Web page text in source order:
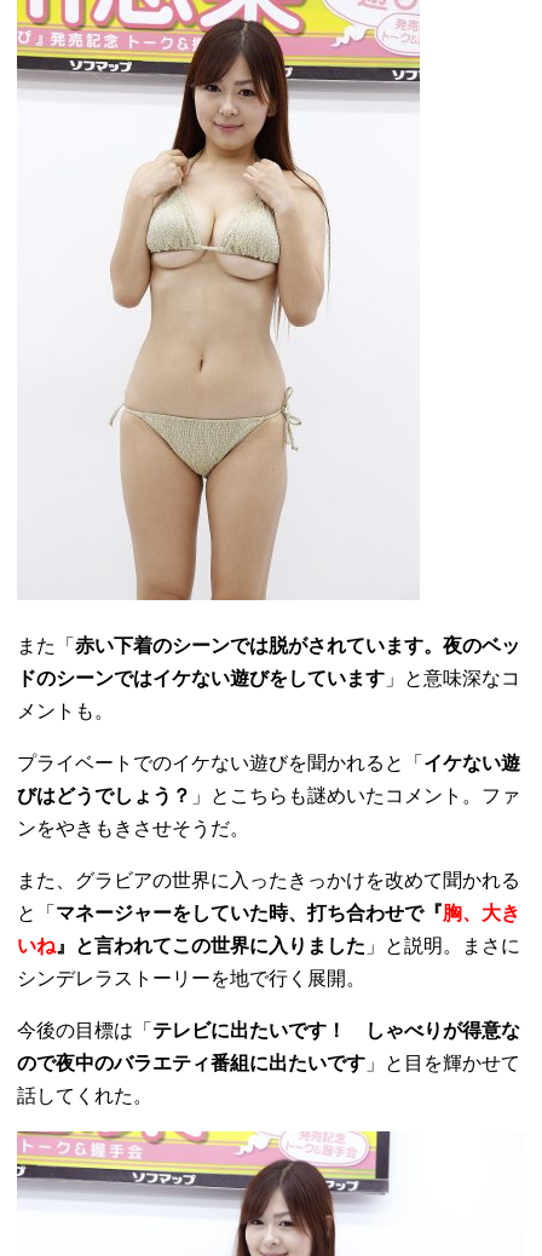
また「赤い下着のシーンでは脱がされています。夜のベッ
ドのシーンではイケない遊びをしています 」と意味深なコ
メントも。
プライベートでのイケない遊びを聞かれると「 イケない遊
びはどうでしょう？ 」とこちらも謎めいたコメント。ファ
ンをやきもきさせそうだ。
また、グラビアの世界に入ったきっかけを改めて聞かれる
と「 マネージャーをしていた時、打ち合わせで『胸、大き
いね 』と言われてこの世界に入りました 」と説明。まさに
シンデレラストーリーを地で行く展開。
今後の目標は「 テレビに出たいです！ しゃべりが得意な
ので夜中のバラエティ番組に出たいです 」と目を輝かせて
話してくれた。